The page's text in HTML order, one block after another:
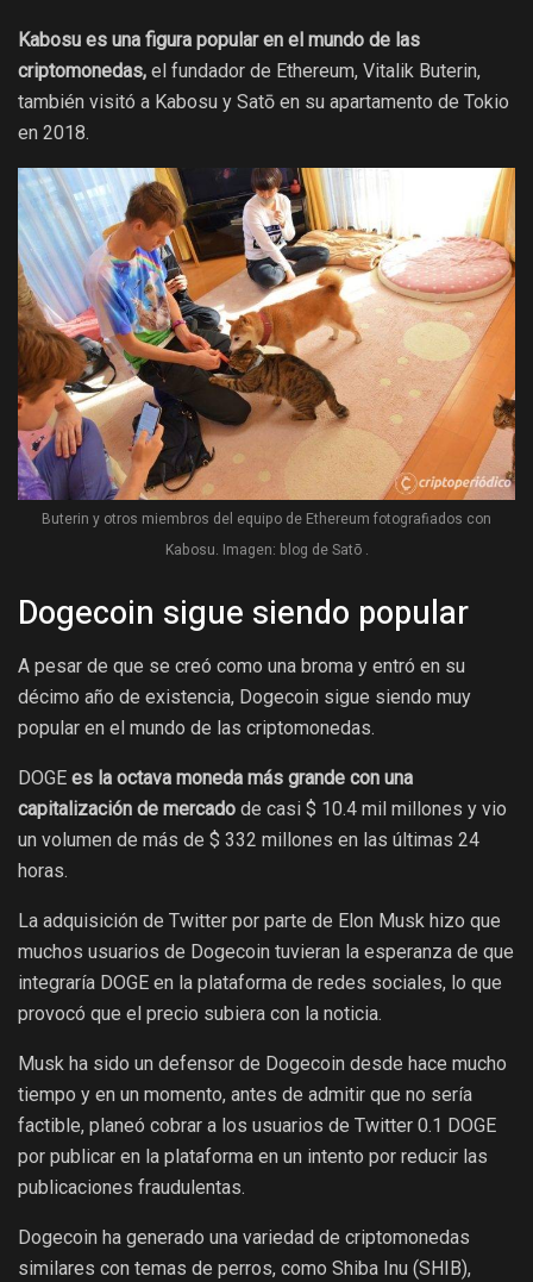
Kabosu es una figura popular en el mundo de las
criptomonedas, el fundador de Ethereum, Vitalik Buterin,
también visitó a Kabosu y Satō en su apartamento de Tokio
en 2018.
Buterin y otros miembros del equipo de Ethereum fotografiados con
Kabosu. Imagen: blog de Satō .
Dogecoin sigue siendo popular
A pesar de que se creó como una broma y entró en su
décimo año de existencia, Dogecoin sigue siendo muy
popular en el mundo de las criptomonedas.
DOGE es la octava moneda más grande con una
capitalización de mercado de casi $ 10.4 mil millones y vio
un volumen de más de $ 332 millones en las últimas 24
horas.
La adquisición de Twitter por parte de Elon Musk hizo que
muchos usuarios de Dogecoin tuvieran la esperanza de que
integraría DOGE en la plataforma de redes sociales, lo que
provocó que el precio subiera con la noticia.
Musk ha sido un defensor de Dogecoin desde hace mucho
tiempo y en un momento, antes de admitir que no sería
factible, planeó cobrar a los usuarios de Twitter 0.1 DOGE
por publicar en la plataforma en un intento por reducir las
publicaciones fraudulentas.
Dogecoin ha generado una variedad de criptomonedas
similares con temas de perros, como Shiba Inu (SHIB),